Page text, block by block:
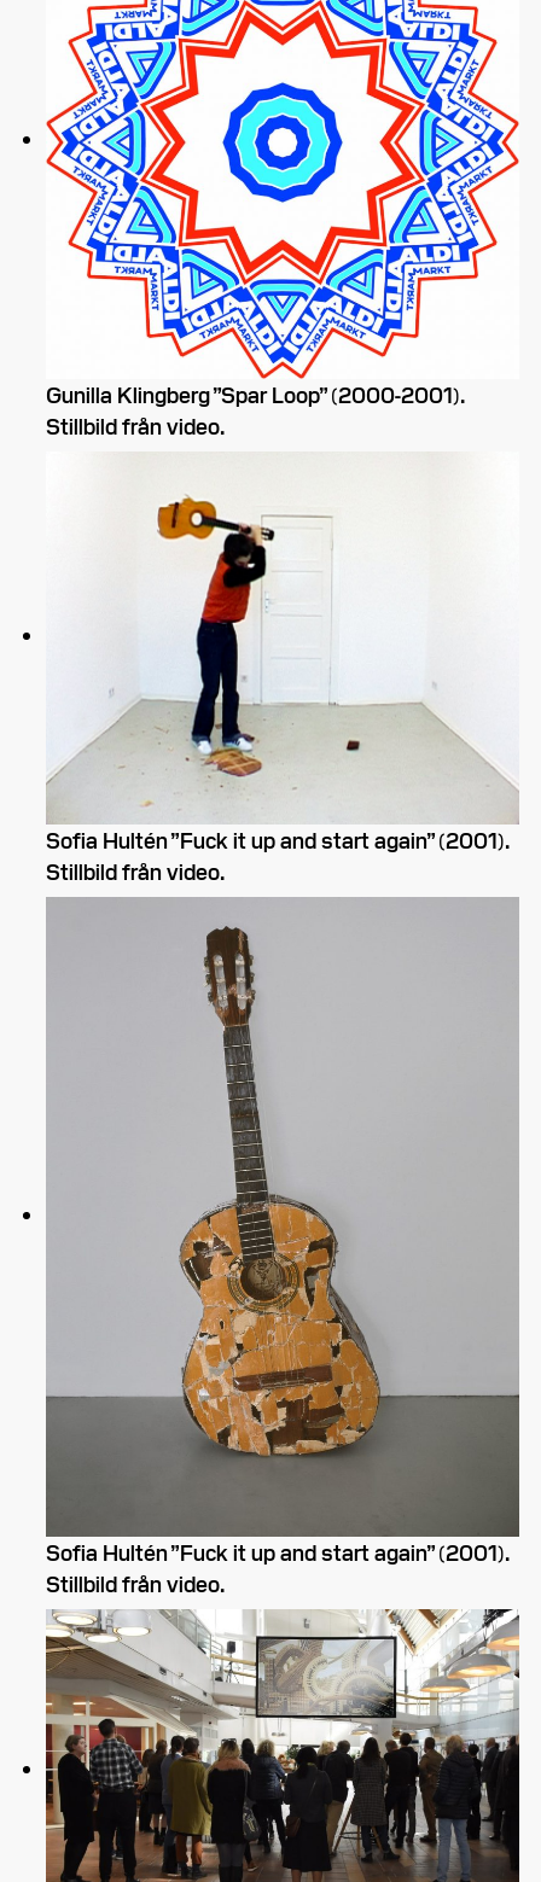
Gunilla Klingberg ”Spar Loop” (2000-2001).
Stillbild från video.
Sofia Hultén ”Fuck it up and start again” (2001).
Stillbild från video.
Sofia Hultén ”Fuck it up and start again” (2001).
Stillbild från video.